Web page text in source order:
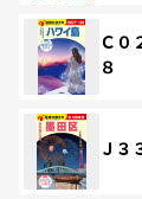
Ｃ
８
Ｊ